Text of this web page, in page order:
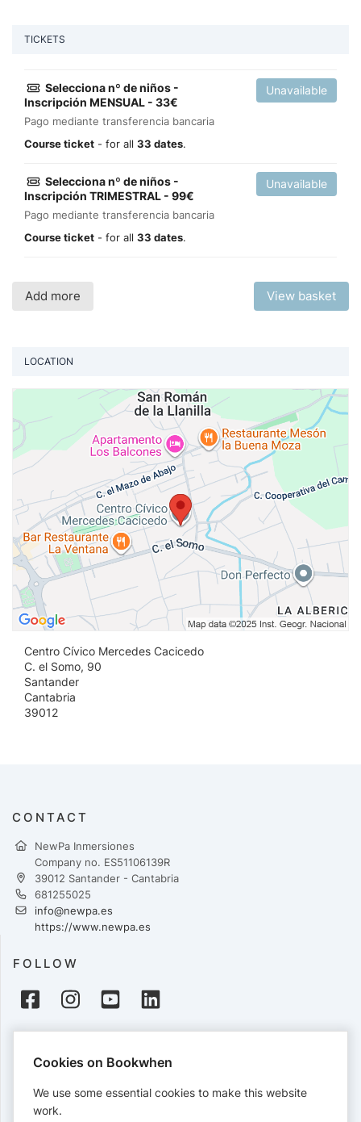
TICKETS
Selecciona nº de niños -
Inscripción MENSUAL - 33€
Pago mediante transferencia bancaria
Course ticket - for all 33 dates.
Unavailable
Selecciona nº de niños -
Inscripción TRIMESTRAL - 99€
Pago mediante transferencia bancaria
Course ticket - for all 33 dates.
Unavailable
Add more View basket
LOCATION
Centro Cívico Mercedes Cacicedo
C. el Somo, 90
Santander
Cantabria
39012
CONTACT
NewPa Inmersiones
Company no. ES51106139R
39012 Santander - Cantabria
681255025
info@newpa.es
https://www.newpa.es
FOLLOW
Cards accepted:
Cookies on Bookwhen
We use some essential cookies to make this website
work.